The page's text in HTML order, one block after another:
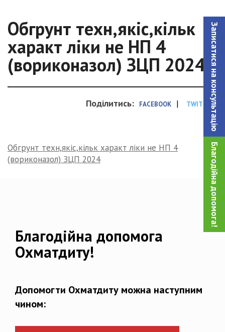
Записатися на консультацiю
Благодійна допомога!
Обгрунт техн,якіс,кільк
характ ліки не НП 4
(вориконазол) ЗЦП 2024
Поділитись: FACEBOOK | TWITTER
Обгрунт техн,якіс,кільк характ ліки не НП 4
(вориконазол) ЗЦП 2024
Благодійна допомога
Охматдиту!
Допомогти Охматдиту можна наступним
чином: